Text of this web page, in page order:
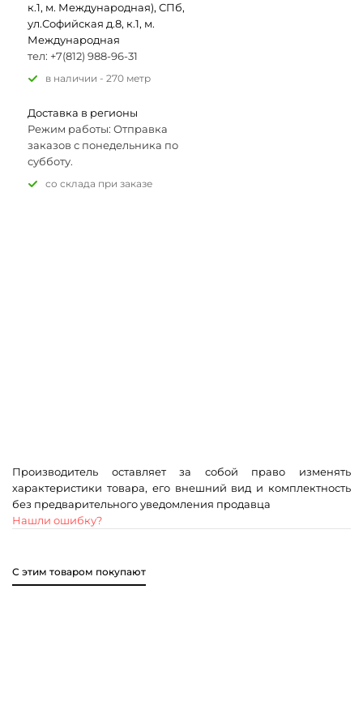
к.1, м. Международная), СПб,
ул.Софийская д.8, к.1, м.
Международная
тел: +7(812) 988-96-31
В наличии - 270 метр
Доставка в регионы
Режим работы: Отправка
заказов с понедельника по
субботу.
Со склада при заказе
Производитель оставляет за собой право изменять
характеристики товара, его внешний вид и комплектность
без предварительного уведомления продавца
Нашли ошибку?
С этим товаром покупают